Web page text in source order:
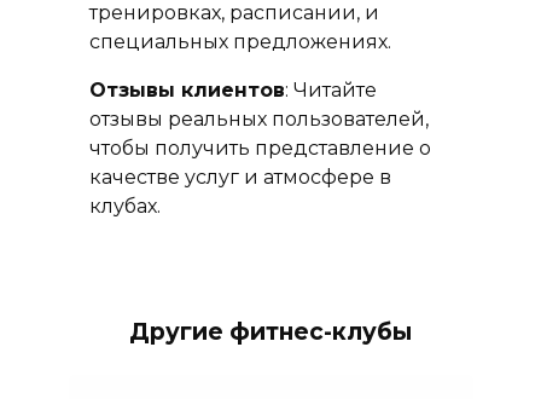
тренировках, расписании, и
специальных предложениях.
Отзывы клиентов: Читайте
отзывы реальных пользователей,
чтобы получить представление о
качестве услуг и атмосфере в
клубах.
Другие фитнес-клубы